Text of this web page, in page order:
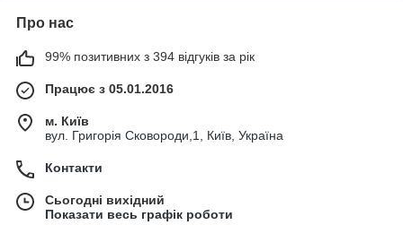
Про нас
99% позитивних з 394 відгуків за рік
Працює з 05.01.2016
м. Київ
вул. Григорія Сковороди,1, Київ, Україна
Контакти
Сьогодні вихідний
Показати весь графік роботи